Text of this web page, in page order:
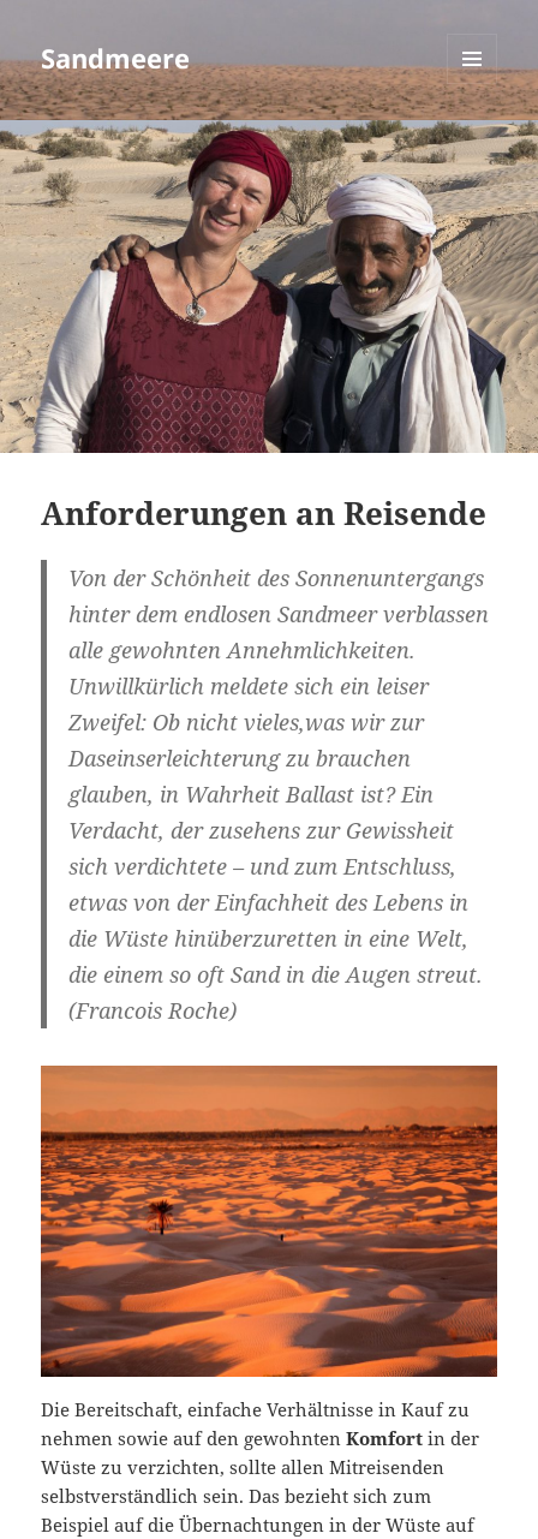
Sandmeere
MENÜ
UND
WIDGETS
Anforderungen an Reisende
Von der Schönheit des Sonnenuntergangs
hinter dem endlosen Sandmeer verblassen
alle gewohnten Annehmlichkeiten.
Unwillkürlich meldete sich ein leiser
Zweifel: Ob nicht vieles,was wir zur
Daseinserleichterung zu brauchen
glauben, in Wahrheit Ballast ist? Ein
Verdacht, der zusehens zur Gewissheit
sich verdichtete – und zum Entschluss,
etwas von der Einfachheit des Lebens in
die Wüste hinüberzuretten in eine Welt,
die einem so oft Sand in die Augen streut.
(Francois Roche)
Die Bereitschaft, einfache Verhältnisse in Kauf zu
nehmen sowie auf den gewohntenKomfortin der
Wüste zu verzichten, sollte allen Mitreisenden
selbstverständlich sein. Das bezieht sich zum
Beispiel auf die Übernachtungen in der Wüste auf